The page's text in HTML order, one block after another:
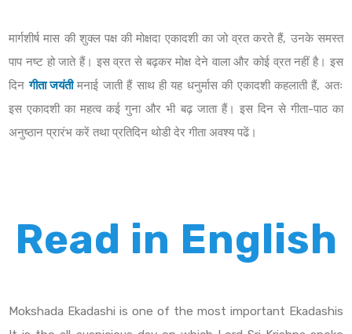
मार्गशीर्ष मास की शुक्ल पक्ष की मोक्षदा एकादशी का जो व्रत करते हैं, उनके समस्त
पाप नष्ट हो जाते हैं। इस व्रत से बढ़कर मोक्ष देने वाला और कोई व्रत नहीं है। इस
दिनगीता जयंतीमनाई जाती हैं साथ ही यह धनुर्मास की एकादशी कहलाती हैं, अतः
इस एकादशी का महत्व कई गुना और भी बढ़ जाता हैं। इस दिन से गीता-पाठ का
अनुष्ठान प्रारंभ करें तथा प्रतिदिन थोडी देर गीता अवश्य पढें।
Read in English
Mokshada Ekadashi is one of the most important Ekadashis